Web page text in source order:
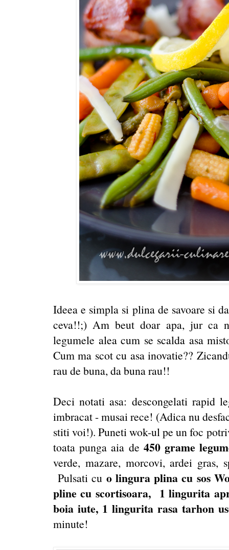
Ideea e simpla si plina de savoare si
ceva!!;) Am beut doar apa, jur ca
legumele alea cum se scalda asa
Cum ma scot cu asa inovatie??
rau de buna, da buna rau!!
Deci notati asa: descongelati rapid
imbracat - musai rece! (Adica nu
stiti voi!). Puneti wok-ul pe un foc
toata punga aia de 450 grame
verde, mazare, morcovi, ardei gras,
Pulsati cu o lingura plina cu sos
pline cu scortisoara, 1 lingurita
boia iute, 1 lingurita rasa tarhon
minute!